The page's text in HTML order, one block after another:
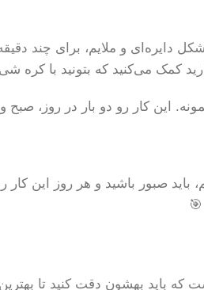
دایره‌ای و ملایم، برای چند
کمک می‌کنید که بتونید با کره
این کار رو دو بار در روز، صبح
صبور باشید و هر روز این کار
باید بهشون دقت کنید تا بهترین